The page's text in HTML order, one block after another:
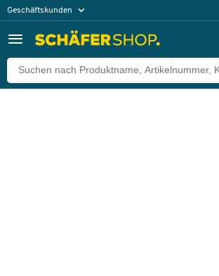
Geschäftskunden
Zurück